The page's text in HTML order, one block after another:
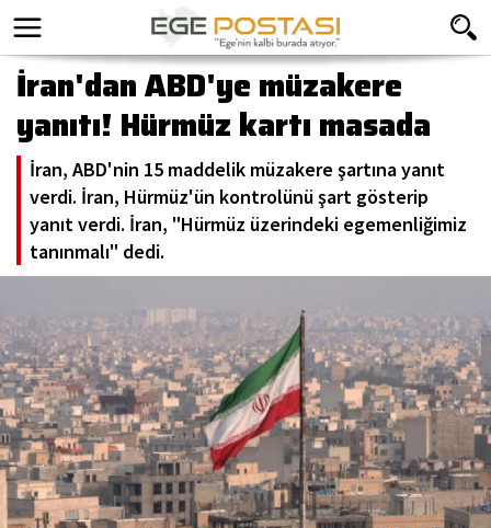
İran'dan ABD'ye müzakere
yanıtı! Hürmüz kartı masada
İran, ABD'nin 15 maddelik müzakere şartına yanıt
verdi. İran, Hürmüz'ün kontrolünü şart gösterip
yanıt verdi. İran, "Hürmüz üzerindeki egemenliğimiz
tanınmalı" dedi.